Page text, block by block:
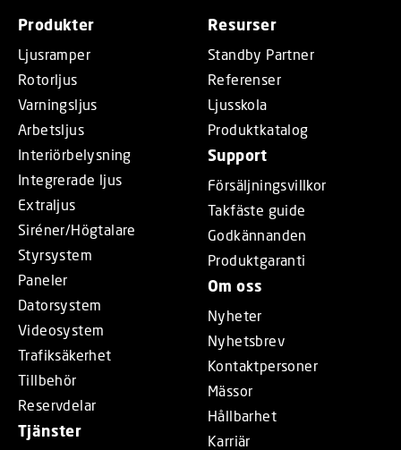
Produkter
Ljusramper
Rotorljus
Varningsljus
Arbetsljus
Interiörbelysning
Integrerade ljus
Extraljus
Siréner/Högtalare
Styrsystem
Paneler
Datorsystem
Videosystem
Trafiksäkerhet
Tillbehör
Reservdelar
Tjänster
Resurser
Standby Partner
Referenser
Ljusskola
Produktkatalog
Support
Försäljningsvillkor
Takfäste guide
Godkännanden
Produktgaranti
Om oss
Nyheter
Nyhetsbrev
Kontaktpersoner
Mässor
Hållbarhet
Karriär